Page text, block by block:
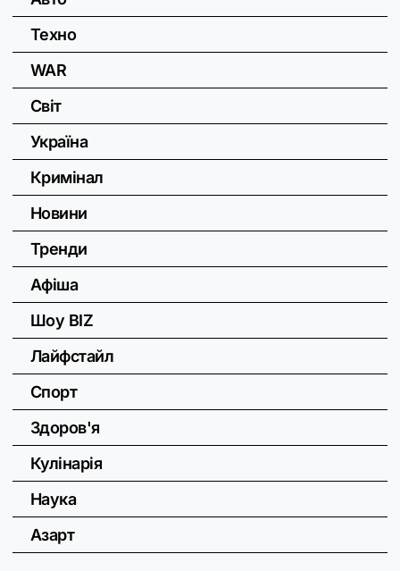
Техно
WAR
Світ
Україна
Кримінал
Новини
Тренди
Афіша
Шоу BIZ
Лайфстайл
Спорт
Здоров'я
Кулінарія
Наука
Азарт